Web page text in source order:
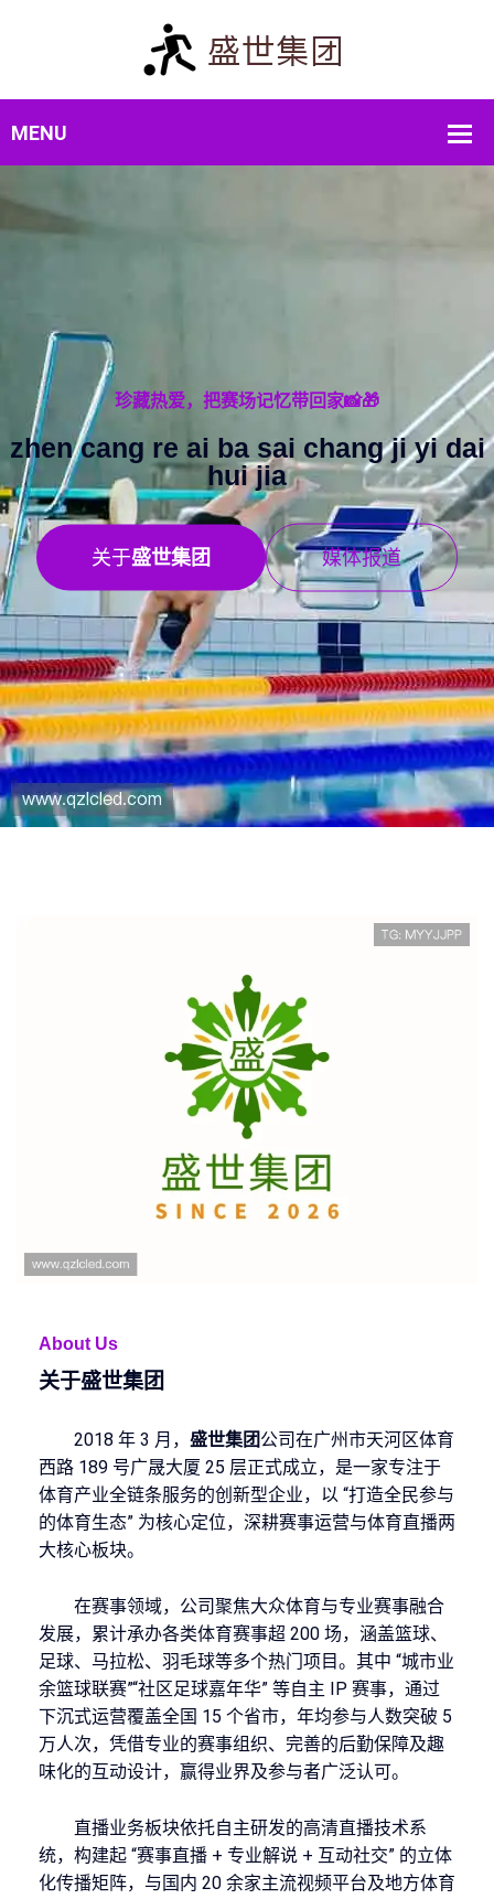
dai
🔥热血赛事，一触即发！
re xue sai shi yi chu ji
经典案例 集团服务
About Us
关于盛世集团
2018 年 3 月， 盛世集团公司在广州市天河区体育
西路 189 号广晟大厦 25 层正式成立，是一家专注于
体育产业全链条服务的创新型企业，以 “打造全民参与
的体育生态” 为核心定位，深耕赛事运营与体育直播两
大核心板块。
在赛事领域，公司聚焦大众体育与专业赛事融合
发展，累计承办各类体育赛事超 200 场，涵盖篮球、
足球、马拉松、羽毛球等多个热门项目。其中 “城市业
余篮球联赛”“社区足球嘉年华” 等自主 IP 赛事，通过
下沉式运营覆盖全国 15 个省市，年均参与人数突破 5
万人次，凭借专业的赛事组织、完善的后勤保障及趣
味化的互动设计，赢得业界及参与者广泛认可。
直播业务板块依托自主研发的高清直播技术系
统，构建起 “赛事直播 + 专业解说 + 互动社交” 的立体
化传播矩阵，与国内 20 余家主流视频平台及地方体育